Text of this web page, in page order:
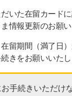
いた在留カード
情報更新のお願
留期間（満了日
きをお願いいたし
手続きいただけ